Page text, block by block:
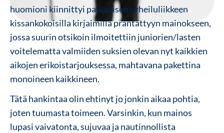
huomioni kiinnittyi paikallisen urheiluliikkeen
kissankokoisilla kirjaimilla präntättyyn mainokseen,
jossa suurin otsikoin ilmoitettiin juniorien/lasten
voitelematta valmiiden suksien olevan nyt kaikkien
aikojen erikoistarjouksessa, mahtavana pakettina
monoineen kaikkineen.
Tätä hankintaa olin ehtinyt jo jonkin aikaa pohtia,
joten tuumasta toimeen. Varsinkin, kun mainos
lupasi vaivatonta, sujuvaa ja nautinnollista